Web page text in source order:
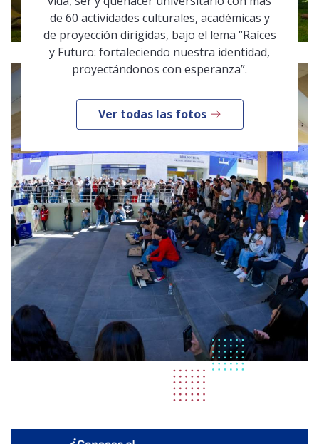
de 60 actividades culturales, académicas y
de proyección dirigidas, bajo el lema “Raíces
y Futuro: fortaleciendo nuestra identidad,
proyectándonos con esperanza”.
Ver todas las fotos